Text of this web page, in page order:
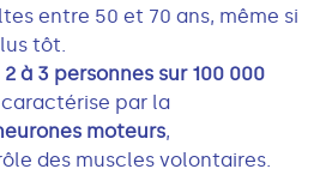
entre 50 et 70 ans, même si
tôt.
2 à 3 personnes sur 100 000
caractérise par la
moteurs,
des muscles volontaires.